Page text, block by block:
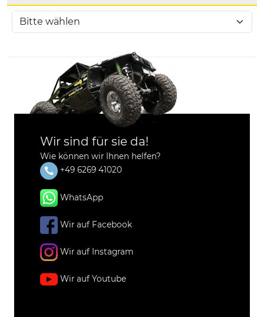
Wir sind für sie da!
Wie können wir Ihnen helfen?
+49 6269 41020
WhatsApp
Wir auf Facebook
Wir auf Instagram
Wir auf Youtube